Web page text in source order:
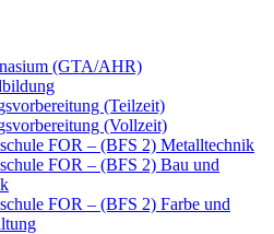
(GTA/AHR)
(Teilzeit)
(Vollzeit)
FOR – (BFS 2) Metalltechnik
FOR – (BFS 2) Bau und
FOR – (BFS 2) Farbe und